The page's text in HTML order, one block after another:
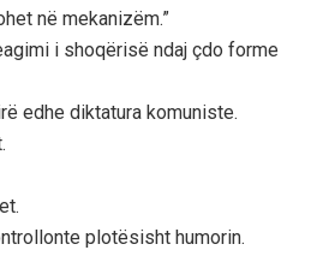
në mekanizëm.”
i shoqërisë ndaj çdo forme
edhe diktatura komuniste.
plotësisht humorin.